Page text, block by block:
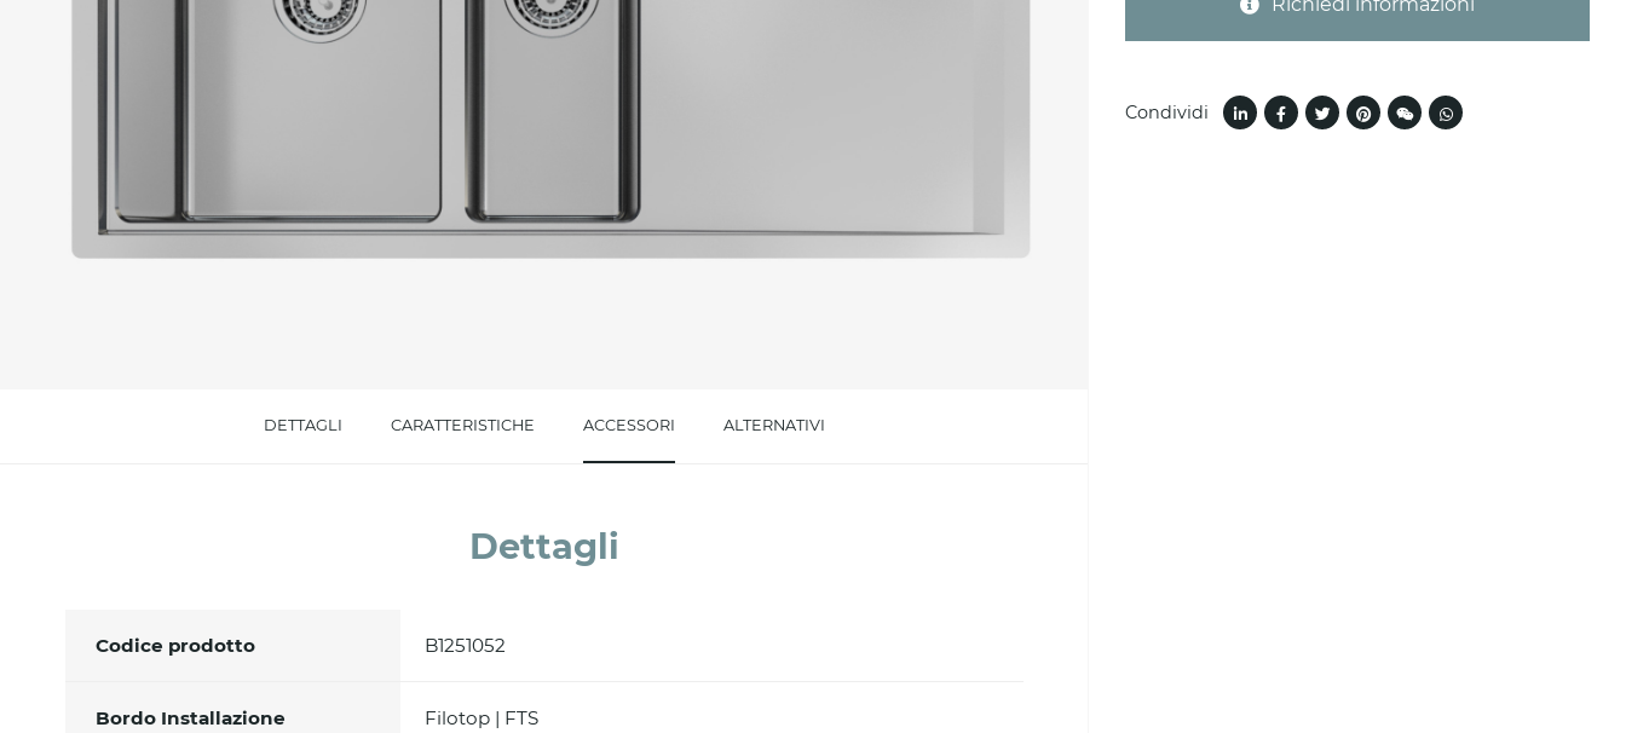
DETTAGLI CARATTERISTICHE ACCESSORI ALTERNATIVI
Dettagli
Codice prodotto B1251052
Bordo Installazione Filotop | FTS
Condividi